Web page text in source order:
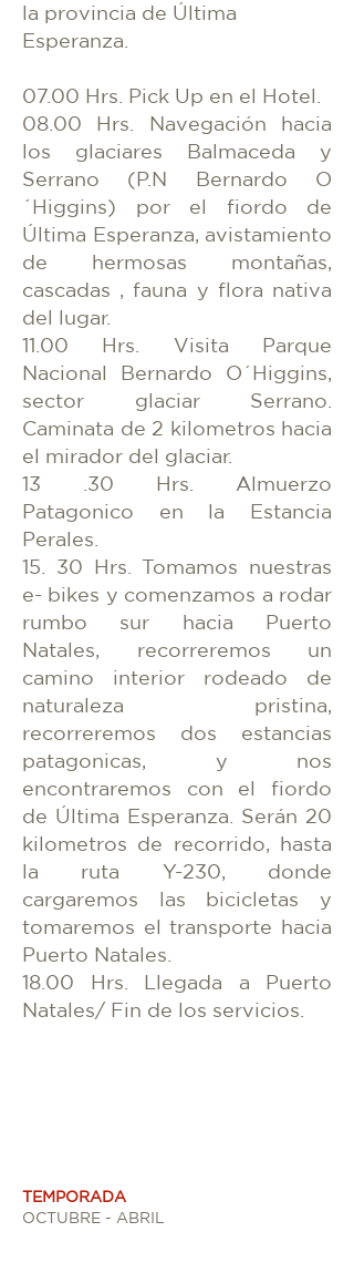
la provincia de Última
Esperanza.
07.00 Hrs. Pick Up en el Hotel.
08.00 Hrs. Navegación hacia
los glaciares Balmaceda y
Serrano (P.N Bernardo O
´Higgins) por el fiordo de
Última Esperanza, avistamiento
de hermosas montañas,
cascadas , fauna y flora nativa
del lugar.
11.00 Hrs. Visita Parque
Nacional Bernardo O´Higgins,
sector glaciar Serrano.
Caminata de 2 kilometros hacia
el mirador del glaciar.
13 .30 Hrs. Almuerzo
Patagonico en la Estancia
Perales.
15. 30 Hrs. Tomamos nuestras
e- bikes y comenzamos a rodar
rumbo sur hacia Puerto
Natales, recorreremos un
camino interior rodeado de
naturaleza pristina,
recorreremos dos estancias
patagonicas, y nos
encontraremos con el fiordo
de Última Esperanza. Serán 20
kilometros de recorrido, hasta
la ruta Y-230, donde
cargaremos las bicicletas y
tomaremos el transporte hacia
Puerto Natales.
18.00 Hrs. Llegada a Puerto
Natales/ Fin de los servicios.
TEMPORADA
OCTUBRE - ABRIL